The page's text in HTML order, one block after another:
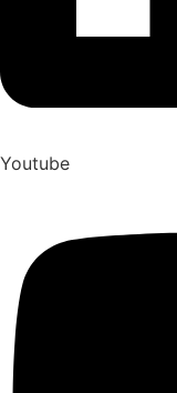
Youtube